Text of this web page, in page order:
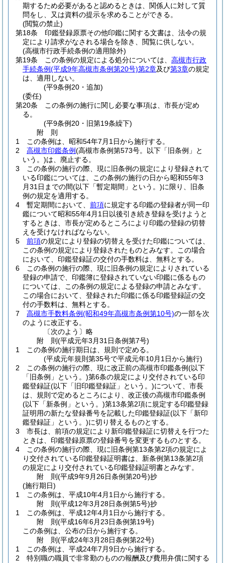
期するため必要があると認めるときは、関係人に対して質
問をし、又は資料の提示を求めることができる。
(閲覧の禁止)
第18条
印鑑登録原票その他印鑑に関する文書は、法令の規
定により請求がなされる場合を除き、閲覧に供しない。
(高槻市行政手続条例の適用除外)
第19条
この条例の規定による処分については、 高槻市行政
手続条例(平成9年高槻市条例第20号)第2章及び第3章の規定
は、適用しない。
(平9条例20・追加)
(委任)
第20条
この条例の施行に関し必要な事項は、市長が定め
る。
(平9条例20・旧第19条繰下)
附 則
1
この条例は、昭和54年7月1日から施行する。
2
高槻市印鑑条例(高槻市条例第573号。以下「旧条例」と
いう。)は、廃止する。
3
この条例の施行の際、現に旧条例の規定により登録されて
いる印鑑については、この条例の施行の日から昭和55年3
月31日までの間(以下「暫定期間」という。)に限り、旧条
例の規定を適用する。
4
暫定期間において、 前項に規定する印鑑の登録者が同一印
鑑について昭和55年4月1日以後引き続き登録を受けようと
するときは、市長が定めるところにより印鑑の登録の切替
えを受けなければならない。
5
前項の規定により登録の切替えを受けた印鑑については、
この条例の規定により登録されたものとみなす。
この場合
において、印鑑登録証の交付の手数料は、無料とする。
6
この条例の施行の際、現に旧条例の規定によりされている
登録の申請で、印鑑簿に登録されていない印鑑に係るもの
については、この条例の規定による登録の申請とみなす。
この場合において、登録された印鑑に係る印鑑登録証の交
付の手数料は、無料とする。
7
高槻市手数料条例(昭和49年高槻市条例第10号)の一部を次
のように改正する。
〔次のよう〕略
附 則(平成元年3月31日条例第7号)
1
この条例の施行期日は、規則で定める。
(平成元年規則第35号で平成元年10月1日から施行)
2
この条例の施行の際、現に改正前の高槻市印鑑条例(以下
「旧条例」という。)第6条の規定により交付されている印
鑑登録証(以下「旧印鑑登録証」という。)について、市長
は、規則で定めるところにより、改正後の高槻市印鑑条例
(以下「新条例」という。)第13条第2項に規定する印鑑登録
証明用の新たな登録番号を記載した印鑑登録証(以下「新印
鑑登録証」という。)に切り替えるものとする。
3
市長は、前項の規定により新印鑑登録証に切替えを行つた
ときは、印鑑登録原票の登録番号を変更するものとする。
4
この条例の施行の際、現に旧条例第13条第2項の規定によ
り交付されている印鑑登録証明書は、新条例第13条第2項
の規定により交付されている印鑑登録証明書とみなす。
附 則(平成9年9月26日条例第20号)抄
(施行期日)
1
この条例は、平成10年4月1日から施行する。
附 則(平成12年3月28日条例第5号)抄
1
この条例は、平成12年4月1日から施行する。
附 則(平成16年6月23日条例第19号)
この条例は、公布の日から施行する。
附 則(平成24年3月28日条例第22号)
1
この条例は、平成24年7月9日から施行する。
2
特別職の職員で非常勤のものの報酬及び費用弁償に関する